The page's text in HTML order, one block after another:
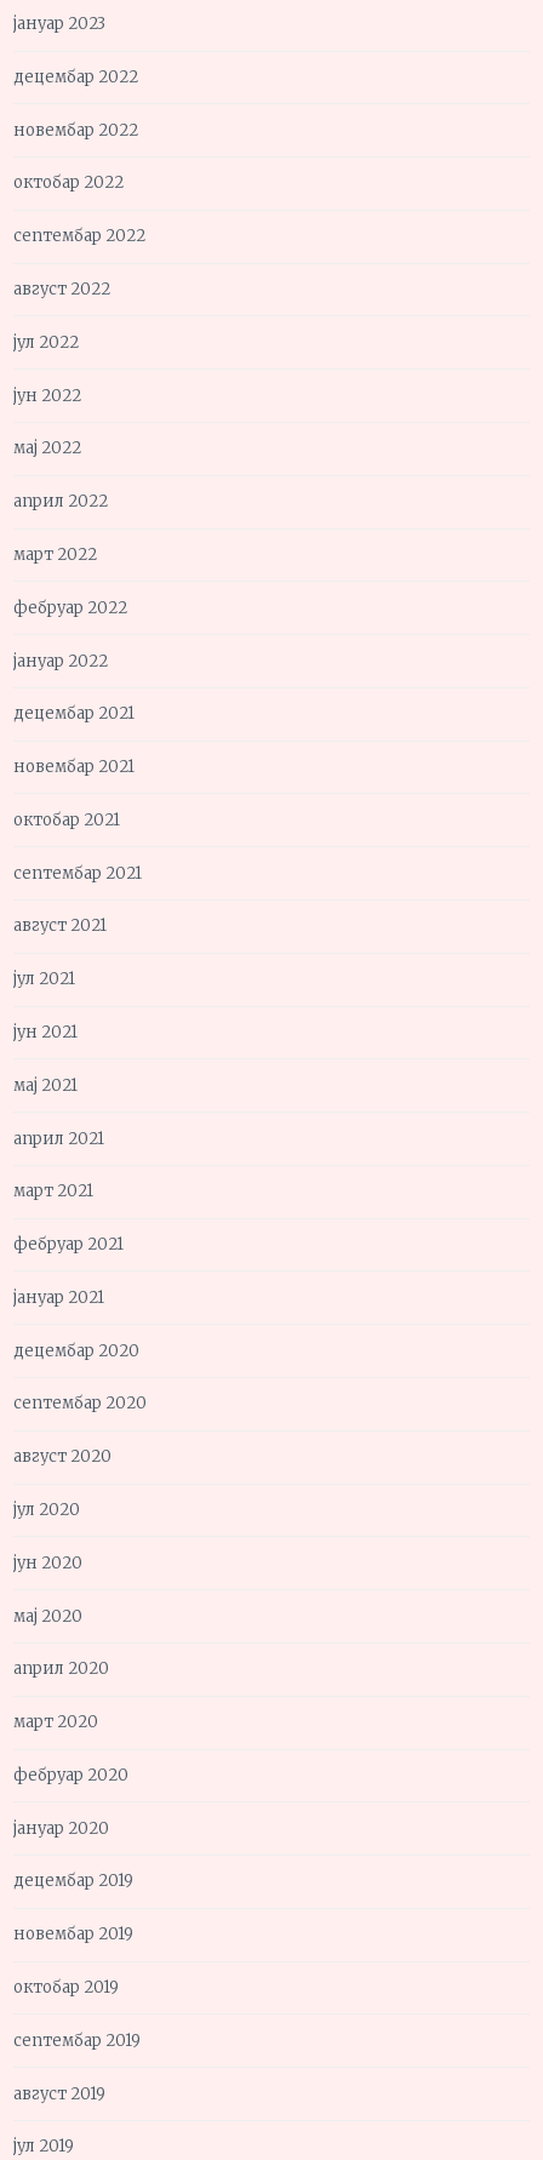
јануар 2023
децембар 2022
новембар 2022
октобар 2022
септембар 2022
август 2022
јул 2022
јун 2022
мај 2022
април 2022
март 2022
фебруар 2022
јануар 2022
децембар 2021
новембар 2021
октобар 2021
септембар 2021
август 2021
јул 2021
јун 2021
мај 2021
април 2021
март 2021
фебруар 2021
јануар 2021
децембар 2020
септембар 2020
август 2020
јул 2020
јун 2020
мај 2020
април 2020
март 2020
фебруар 2020
јануар 2020
децембар 2019
новембар 2019
октобар 2019
септембар 2019
август 2019
јул 2019